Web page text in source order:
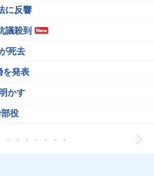
に反響
議殺到
死去
を発表
かす
役